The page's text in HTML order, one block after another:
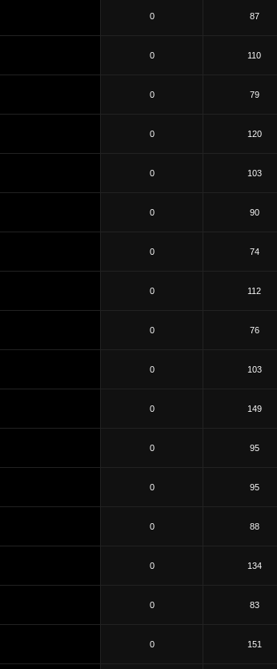
0
87
0
110
0
79
0
120
0 103
0 90
0 74
0 112
0
76
0
103
0
149
0
95
0
95
0
88
0
134
0
83
0
151